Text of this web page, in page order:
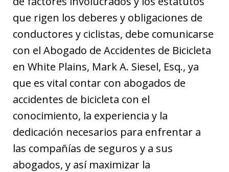
que rigen los deberes y obligaciones de
conductores y ciclistas, debe comunicarse
con el Abogado de Accidentes de Bicicleta
en White Plains, Mark A. Siesel, Esq., ya
que es vital contar con abogados de
accidentes de bicicleta con el
conocimiento, la experiencia y la
dedicación necesarios para enfrentar a
las compañías de seguros y a sus
abogados, y así maximizar la